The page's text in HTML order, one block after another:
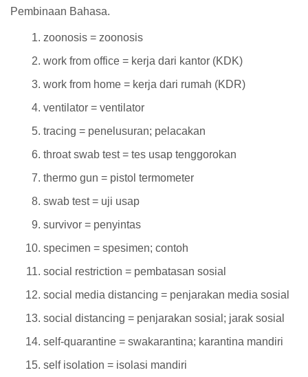
Pembinaan Bahasa.
zoonosis = zoonosis
work from office = kerja dari kantor (KDK)
work from home = kerja dari rumah (KDR)
ventilator = ventilator
tracing = penelusuran; pelacakan
throat swab test = tes usap tenggorokan
thermo gun = pistol termometer
swab test = uji usap
survivor = penyintas
specimen = spesimen; contoh
social restriction = pembatasan sosial
social media distancing = penjarakan media sosial
social distancing = penjarakan sosial; jarak sosial
self-quarantine = swakarantina; karantina mandiri
self isolation = isolasi mandiri